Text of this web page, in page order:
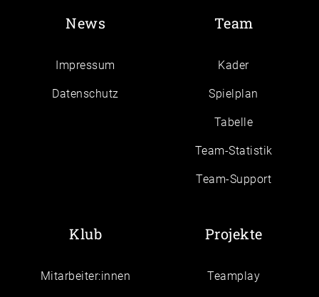
News
Impressum
Daten­schutz
Team
Kader
Spielplan
Tabelle
Team-Statistik
Team-Support
Klub
Mitarbeiter:innen
Projekte
Teamplay